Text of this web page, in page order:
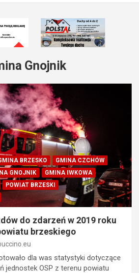
Gnojnik
BRZESKO
GMINA CZCHÓW
GNOJNIK
GMINA IWKOWA
POWIAT BRZESKI
do zdarzeń w 2019 roku
brzeskiego
dla was statystyki dotyczące
jednostek OSP z terenu powiatu